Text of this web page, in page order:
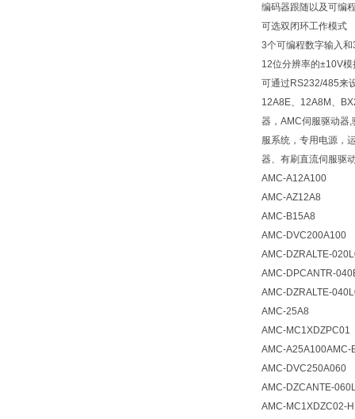
编码器跟随以及可编
可选双闭环工作模式
3个可编程数字输入
12位分辨率的±10V
可通过RS232/485来
12A8E、12A8M、
器，AMC伺服驱动器
服系统，专用电源，
器、有刷直流伺服驱
AMC-A12A100
AMC-AZ12A8
AMC-B15A8
AMC-DVC200A100
AMC-DZRALTE-
AMC-DPCANTR-
AMC-DZRALTE-
AMC-25A8
AMC-MC1XDZPC01
AMC-A25A100AMC-
AMC-DVC250A060
AMC-DZCANTE-
AMC-MC1XDZC02-